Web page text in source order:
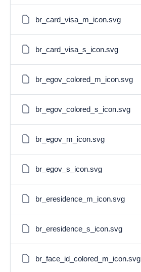
br_card_visa_m_icon.svg
br_card_visa_s_icon.svg
br_egov_colored_m_icon.svg
br_egov_colored_s_icon.svg
br_egov_m_icon.svg
br_egov_s_icon.svg
br_eresidence_m_icon.svg
br_eresidence_s_icon.svg
br_face_id_colored_m_icon.svg